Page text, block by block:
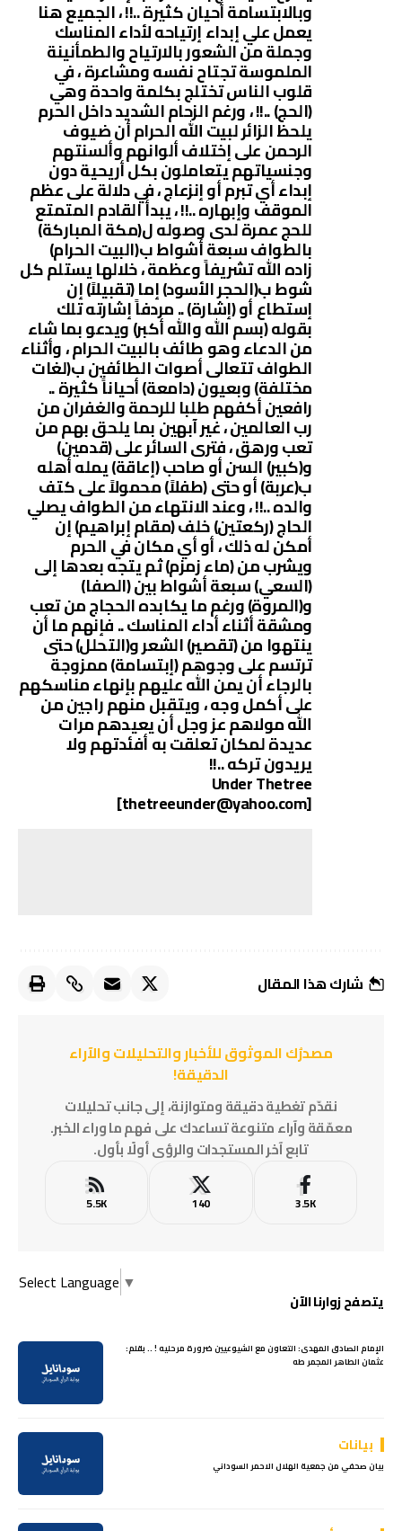
وبالابتسامة أحيان كثيرة ..!! ، الجميع هنا
يعمل علي إبداء إرتياحه لأداء المناسك
وجملة من الشعور بالارتياح والطمأنينة
الملموسة تجتاح نفسه ومشاعرة ، في
قلوب الناس تختلج بكلمة واحدة وهي
(الحج) ..!! ، ورغم الزحام الشديد داخل الحرم
يلحظ الزائر لبيت الله الحرام أن ضيوف
الرحمن على إختلاف ألوانهم وألسنتهم
وجنسياتهم يتعاملون بكل أريحية دون
إبداء أي تبرم أو إنزعاج ، في دلالة على عظم
الموقف وإبهاره ..!! ، يبدأ القادم المتمتع
للحج عمرة لدى وصوله ل(مكة المباركة)
بالطواف سبعة أشواط ب(البيت الحرام)
زاده الله تشريفاً وعظمة ، خلالها يستلم كل
شوط ب(الحجر الأسود) إما (تقبيلاً) إن
إستطاع أو (إشارة) .. مردفاً إشارته تلك
بقوله (بسم الله والله أكبر) ويدعو بما شاء
من الدعاء وهو طائف بالبيت الحرام ، وأثناء
الطواف تتعالى أصوات الطائفين ب(لغات
مختلفة) وبعيون (دامعة) أحياناً كثيرة ..
رافعين أكفهم طلبا للرحمة والغفران من
رب العالمين ، غير آبهين بما يلحق بهم من
تعب ورهق ، فترى السائر على (قدمين)
و(كبير) السن أو صاحب (إعاقة) يمله أهله
ب(عربة) أو حتى (طفلاً) محمولاً على كتف
والده ..!! ، وعند الانتهاء من الطواف يصلي
الحاج (ركعتين) خلف (مقام إبراهيم) إن
أمكن له ذلك ، أو أي مكان في الحرم
ويشرب من (ماء زمزم) ثم يتجه بعدها إلى
(السعي) سبعة أشواط بين (الصفا)
و(المروة) ورغم ما يكابده الحجاج من تعب
ومشقة أثناء أداء المناسك .. فإنهم ما أن
ينتهوا من (تقصير) الشعر و(التحلل) حتى
ترتسم على وجوهم (إبتسامة) ممزوجة
بالرجاء أن يمن الله عليهم بإنهاء مناسكهم
على أكمل وجه ، ويتقبل منهم راجين من
الله مولاهم عز وجل أن يعيدهم مرات
عديدة لمكان تعلقت به أفئدتهم ولا
يريدون تركه ..!!
Under Thetree
[thetreeunder@yahoo.com]
شارك هذا المقال
مصدرُك الموثوق للأخبار والتحليلات والآراء
الدقيقة!
نقدّم تغطية دقيقة ومتوازنة، إلى جانب تحليلات
معمّقة وآراء متنوعة تساعدك على فهم ما وراء الخبر.
تابع آخر المستجدات والرؤى أولًا بأول.
3.5K
140
5.5K
Select Language ▼
يتصفح زوارنا الآن
الإمام الصادق المهدى: التعاون مع الشيوعيين ضرورة مرحليه ! .. بقلم:
عثمان الطاهر المجمر طه
بيانات
بيان صحفي من جمعية الهلال الاحمر السوداني